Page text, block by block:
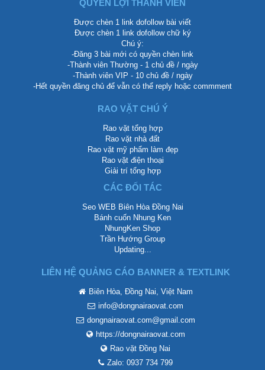
QUYỀN LỢI THÀNH VIÊN
Được chèn 1 link dofollow bài viết
Được chèn 1 link dofollow chữ ký
Chú ý:
-Đăng 3 bài mới có quyền chèn link
-Thành viên Thường - 1 chủ đề / ngày
-Thành viên VIP - 10 chủ đề / ngày
-Hết quyền đăng chủ để vẫn có thể reply hoặc commment
RAO VẶT CHÚ Ý
Rao vặt tổng hợp
Rao vặt nhà đất
Rao vặt mỹ phẩm làm đẹp
Rao vặt điện thoại
Giải trí tổng hợp
CÁC ĐỐI TÁC
Seo WEB Biên Hòa Đồng Nai
Bánh cuốn Nhung Ken
NhungKen Shop
Trần Hướng Group
Updating...
LIÊN HỆ QUẢNG CÁO BANNER & TEXTLINK
Biên Hòa, Đồng Nai, Việt Nam
info@dongnairaovat.com
dongnairaovat.com@gmail.com
https://dongnairaovat.com
Rao vặt Đồng Nai
Zalo: 0937 734 799